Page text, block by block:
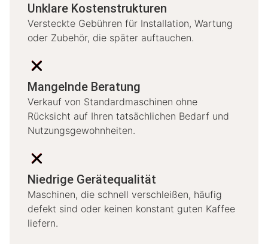
Unklare Kostenstrukturen
Versteckte Gebühren für Installation, Wartung
oder Zubehör, die später auftauchen.
Mangelnde Beratung
Verkauf von Standardmaschinen ohne
Rücksicht auf Ihren tatsächlichen Bedarf und
Nutzungsgewohnheiten.
Niedrige Gerätequalität
Maschinen, die schnell verschleißen, häufig
defekt sind oder keinen konstant guten Kaffee
liefern.